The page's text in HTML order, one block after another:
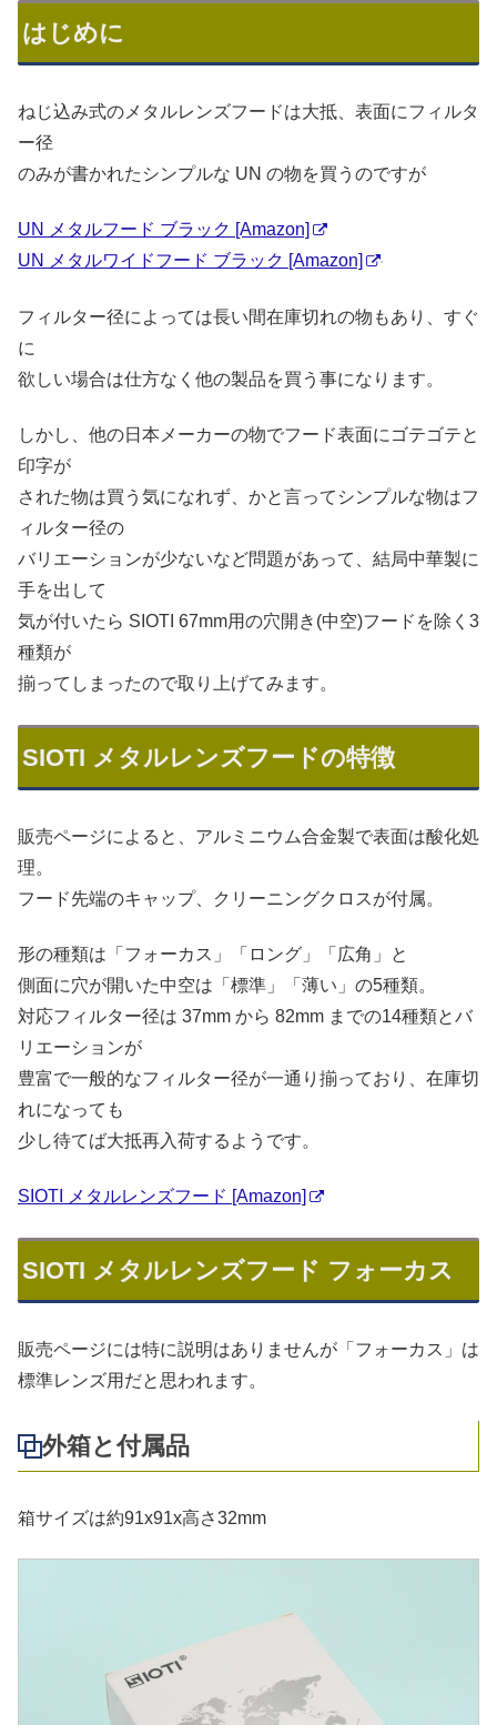
はじめに
ねじ込み式のメタルレンズフードは大抵、表面にフィルタ
ー径
のみが書かれたシンプルな UN の物を買うのですが
UN メタルフード ブラック [Amazon]
UN メタルワイドフード ブラック [Amazon]
フィルター径によっては長い間在庫切れの物もあり、すぐ
に
欲しい場合は仕方なく他の製品を買う事になります。
しかし、他の日本メーカーの物でフード表面にゴテゴテと
印字が
された物は買う気になれず、かと言ってシンプルな物はフ
ィルター径の
バリエーションが少ないなど問題があって、結局中華製に
手を出して
気が付いたら SIOTI 67mm用の穴開き(中空)フードを除く3
種類が
揃ってしまったので取り上げてみます。
SIOTI メタルレンズフードの特徴
販売ページによると、アルミニウム合金製で表面は酸化処
理。
フード先端のキャップ、クリーニングクロスが付属。
形の種類は「フォーカス」「ロング」「広角」と
側面に穴が開いた中空は「標準」「薄い」の5種類。
対応フィルター径は 37mm から 82mm までの14種類とバ
リエーションが
豊富で一般的なフィルター径が一通り揃っており、在庫切
れになっても
少し待てば大抵再入荷するようです。
SIOTI メタルレンズフード [Amazon]
SIOTI メタルレンズフード フォーカス
販売ページには特に説明はありませんが「フォーカス」は
標準レンズ用だと思われます。
外箱と付属品
箱サイズは約91x91x高さ32mm